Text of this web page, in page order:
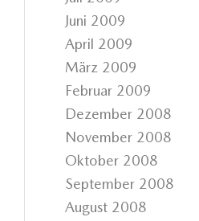
Juni 2009
April 2009
März 2009
Februar 2009
Dezember 2008
November 2008
Oktober 2008
September 2008
August 2008